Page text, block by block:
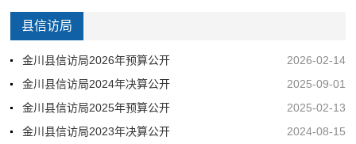
县信访局
金川县信访局2026年预算公开
2026-02-14
金川县信访局2024年决算公开
2025-09-01
金川县信访局2025年预算公开
2025-02-13
金川县信访局2023年决算公开
2024-08-15